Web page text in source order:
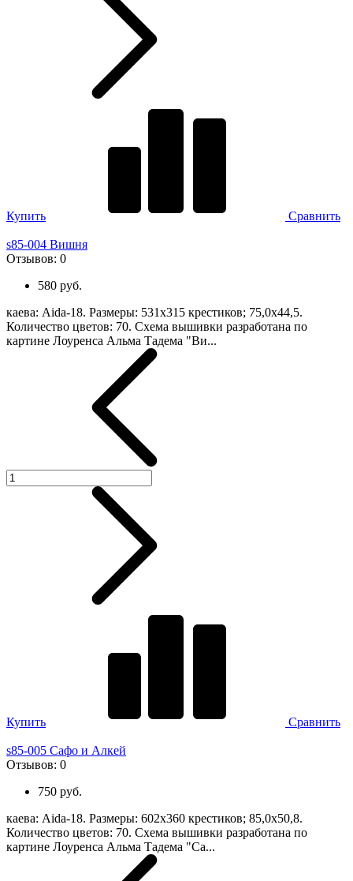
Купить Сравнить
s85-004 Вишня
Отзывов: 0
580 руб.
каева: Aida-18. Размеры: 531х315 крестиков; 75,0х44,5.
Количество цветов: 70. Схема вышивки разработана по
картине Лоуренса Альма Тадема "Ви...
Купить Сравнить
s85-005 Сафо и Алкей
Отзывов: 0
750 руб.
каева: Aida-18. Размеры: 602х360 крестиков; 85,0х50,8.
Количество цветов: 70. Схема вышивки разработана по
картине Лоуренса Альма Тадема "Са...